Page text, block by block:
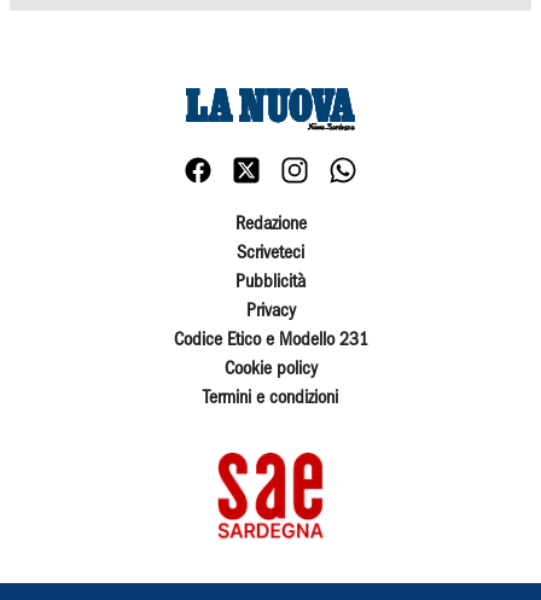
Redazione
Scriveteci
Pubblicità
Privacy
Codice Etico e Modello 231
Cookie policy
Termini e condizioni